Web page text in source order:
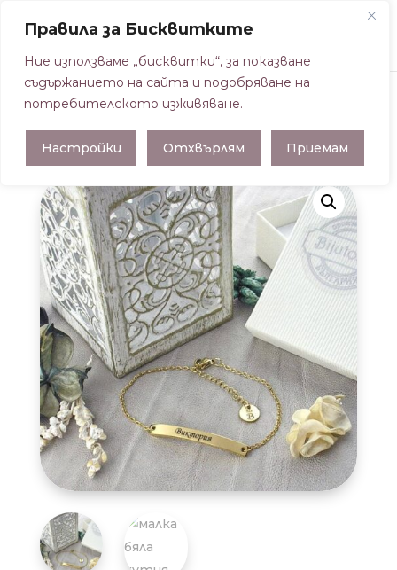
Правила за Бисквитките
Ние използваме „бисквитки“, за показване
съдържанието на сайта и подобряване на
потребителското изживяване.
Настройки Отхвърлям Приемам
Начална страница/БИЖУТА В ЗЛАТИСТ
ЦВЯТ/ ГРИВНА ПЛОЧКА В ЗЛАТИСТ ЦВЯТ